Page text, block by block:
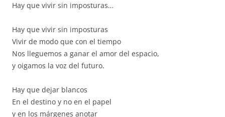
Hay que vivir sin imposturas…
Hay que vivir sin imposturas
Vivir de modo que con el tiempo
Nos lleguemos a ganar el amor del espacio,
y oigamos la voz del futuro.
Hay que dejar blancos
En el destino y no en el papel
y en los márgenes anotar